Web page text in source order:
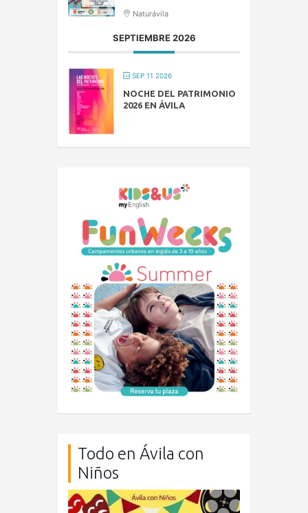
Naturávila
SEPTIEMBRE 2026
SEP 11 2026
NOCHE DEL PATRIMONIO
2026 EN ÁVILA
Todo en Ávila con
Niños